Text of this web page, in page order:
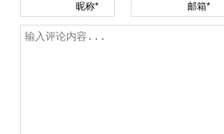
昵称* 邮箱*